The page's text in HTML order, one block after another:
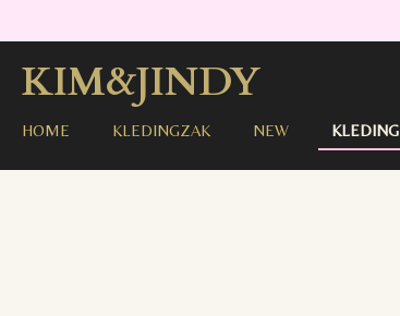
direct
naar
deKIM&JINDY
HOME KLEDINGZAK NEW KLEDING